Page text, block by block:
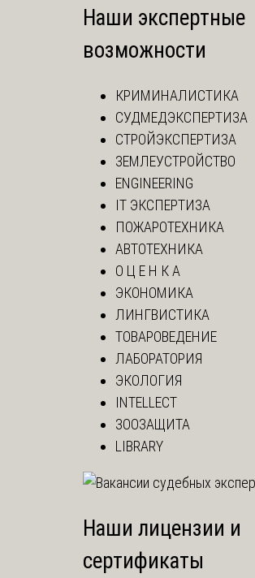
Наши экспертные
возможности
КРИМИНАЛИСТИКА
СУДМЕДЭКСПЕРТИЗА
СТРОЙЭКСПЕРТИЗА
ЗЕМЛЕУСТРОЙСТВО
ENGINEERING
IT ЭКСПЕРТИЗА
ПОЖАРОТЕХНИКА
АВТОТЕХНИКА
О Ц Е Н К А
ЭКОНОМИКА
ЛИНГВИСТИКА
ТОВАРОВЕДЕНИЕ
ЛАБОРАТОРИЯ
ЭКОЛОГИЯ
INTELLECT
ЗООЗАЩИТА
LIBRARY
Наши лицензии и
сертификаты